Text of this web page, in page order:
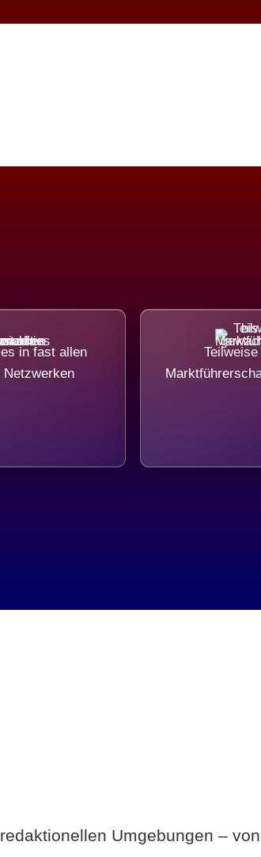
in fast allen
Netzwerken
Umgebungen –